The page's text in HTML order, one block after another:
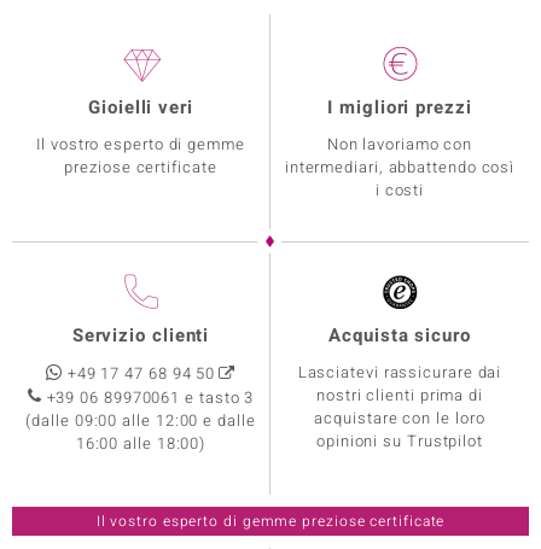
Gioielli veri
Il vostro esperto di gemme
preziose certificate
I migliori prezzi
Non lavoriamo con
intermediari, abbattendo così
i costi
Servizio clienti
+49 17 47 68 94 50
+39 06 89970061 e tasto 3
(dalle 09:00 alle 12:00 e dalle
16:00 alle 18:00)
Acquista sicuro
Lasciatevi rassicurare dai
nostri clienti prima di
acquistare con le loro
opinioni su Trustpilot
Il vostro esperto di gemme preziose certificate